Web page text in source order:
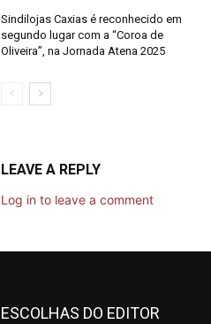
Sindilojas Caxias é reconhecido em
segundo lugar com a “Coroa de
Oliveira”, na Jornada Atena 2025
LEAVE A REPLY
Log in to leave a comment
ESCOLHAS DO EDITOR